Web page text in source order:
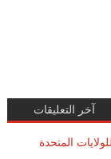
آخر التعليقات
المتحدة